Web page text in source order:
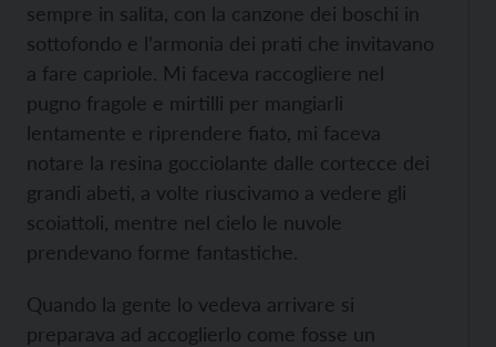
sempre in salita, con la canzone dei boschi in
sottofondo e l’armonia dei prati che invitavano
a fare capriole. Mi faceva raccogliere nel
pugno fragole e mirtilli per mangiarli
lentamente e riprendere fiato, mi faceva
notare la resina gocciolante dalle cortecce dei
grandi abeti, a volte riuscivamo a vedere gli
scoiattoli, mentre nel cielo le nuvole
prendevano forme fantastiche.
Quando la gente lo vedeva arrivare si
preparava ad accoglierlo come fosse un